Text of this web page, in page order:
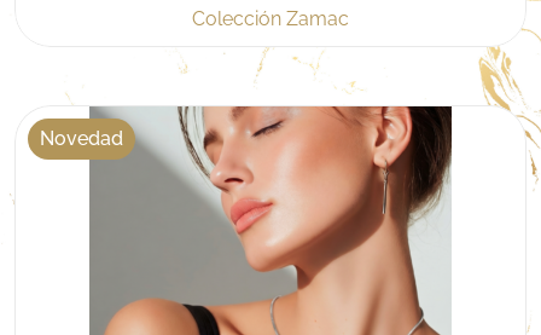
Colección Zamac
Novedad